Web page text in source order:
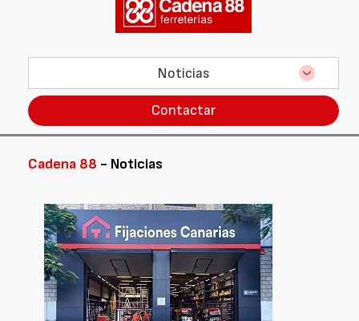
Noticias
Contactar
Cadena 88 - Noticias